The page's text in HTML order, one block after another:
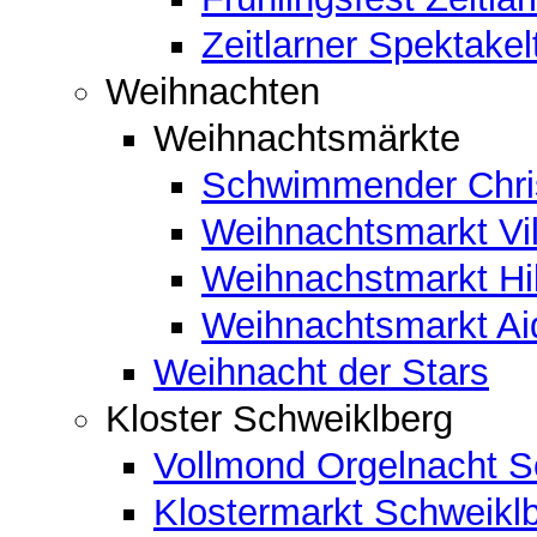
Zeitlarner
Weihnachten
Weihnachtsmärkte
Schwimmender
Weihnachtsmarkt
Weihnachstmarkt
Weihnachtsmarkt
Weihnacht der Stars
Kloster Schweiklberg
Vollmond Orgelnacht
Klostermarkt